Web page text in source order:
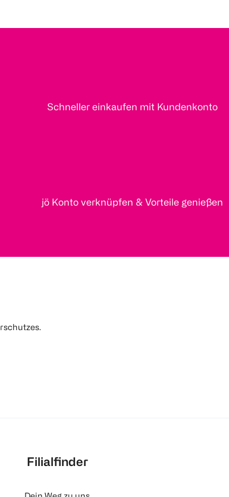
Schneller einkaufen mit Kundenkonto
jö Konto verknüpfen & Vorteile genießen
Filialfinder